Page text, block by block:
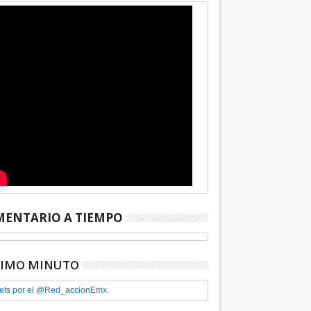
A TIEMPO
MINUTO
por el @Red_accionEmx.